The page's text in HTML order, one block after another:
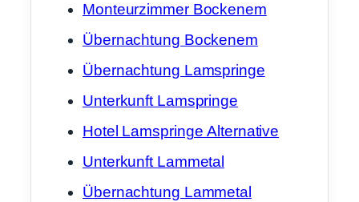
Monteurzimmer Bockenem
Übernachtung Bockenem
Übernachtung Lamspringe
Unterkunft Lamspringe
Hotel Lamspringe Alternative
Unterkunft Lammetal
Übernachtung Lammetal